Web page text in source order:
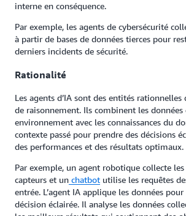
interne en conséquence.
Par exemple, les agents de cybersécurité
à partir de bases de données tierces pour
derniers incidents de sécurité.
Rationalité
Les agents d’IA sont des entités rationnelles
de raisonnement. Ils combinent les données
environnement avec les connaissances du
contexte passé pour prendre des décisions
des performances et des résultats optimaux.
Par exemple, un agent robotique collecte les
capteurs et un chatbot utilise les requêtes
entrée. L’agent IA applique les données
décision éclairée. Il analyse les données